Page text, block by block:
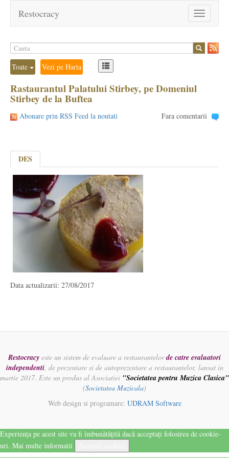
Toggle
navigation
Restocracy
Toate Vezi pe Harta
Rastaurantul Palatului Stirbey, pe Domeniul
Stirbey de la Buftea
Abonare prin RSS Feed la noutati Fara comentarii
DES
Data actualizarii: 27/08/2017
Restocracy este un sistem de evaluare a restaurantelorde catre evaluatori
independenti, de prezentare si de autoprezentare a restaurantelor, lansat in
martie 2017. Este un produs al Asociatiei "Societatea pentru Muzica Clasica"
(Societatea Muzicala)
Web design si programare: UDRAM Software
Experiența pe acest site va fi îmbunătățită dacă acceptați folosirea de cookie-
uri. Mai multe informatii